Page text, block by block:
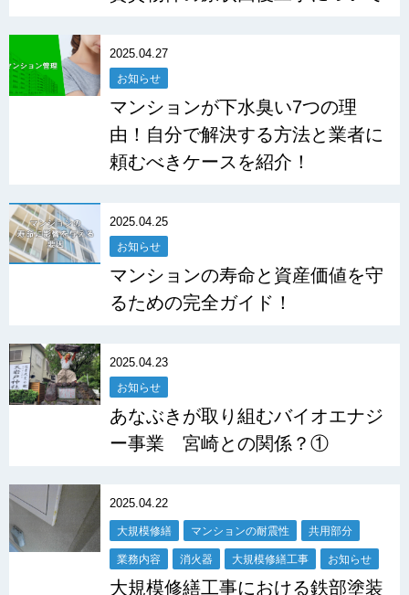
2025.04.27
お知らせ
マンションが下水臭い7つの理
由！自分で解決する方法と業者に
頼むべきケースを紹介！
2025.04.25
お知らせ
マンションの寿命と資産価値を守
るための完全ガイド！
2025.04.23
お知らせ
あなぶきが取り組むバイオエナジ
ー事業 宮崎との関係？①
2025.04.22
大規模修繕 マンションの耐震性 共用部分
業務内容 消火器 大規模修繕工事 お知らせ
大規模修繕工事における鉄部塗装